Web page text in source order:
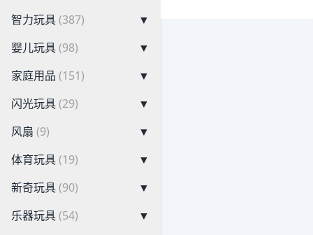
智力玩具(387)
▼
婴儿玩具(98)
▼
家庭用品 (151)
▼
闪光玩具(29)
▼
风扇 (9)
▼
体育玩具(19)
▼
新奇玩具(90)
▼
乐器玩具(54) ▼